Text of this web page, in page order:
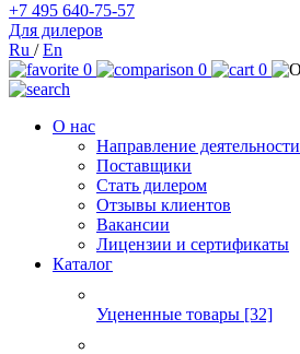
+7 495 640-75-57
Для дилеров
Ru /En
0
0 0
О нас
Направление деятельности
Поставщики
Стать дилером
Отзывы клиентов
Вакансии
Лицензии и сертификаты
Каталог
Уцененные товары [32]